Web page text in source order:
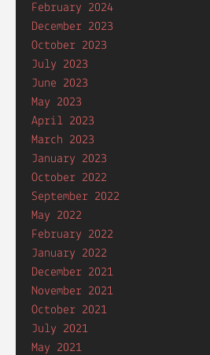
February 2024
December 2023
October 2023
July 2023
June 2023
May 2023
April 2023
March 2023
January 2023
October 2022
September 2022
May 2022
February 2022
January 2022
December 2021
November 2021
October 2021
July 2021
May 2021